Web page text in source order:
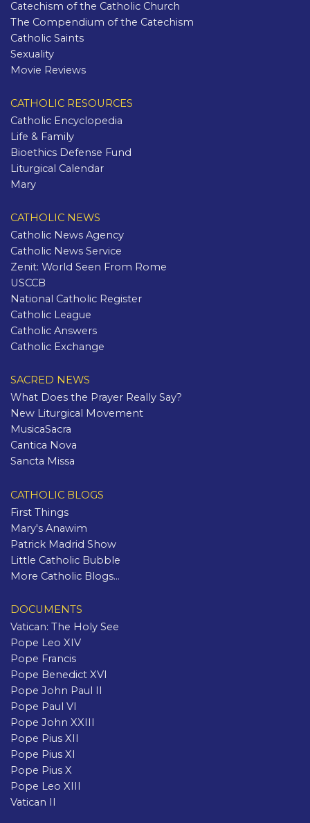
Catechism of the Catholic Church
The Compendium of the Catechism
Catholic Saints
Sexuality
Movie Reviews
CATHOLIC RESOURCES
Catholic Encyclopedia
Life & Family
Bioethics Defense Fund
Liturgical Calendar
Mary
CATHOLIC NEWS
Catholic News Agency
Catholic News Service
Zenit: World Seen From Rome
USCCB
National Catholic Register
Catholic League
Catholic Answers
Catholic Exchange
SACRED NEWS
What Does the Prayer Really Say?
New Liturgical Movement
MusicaSacra
Cantica Nova
Sancta Missa
CATHOLIC BLOGS
First Things
Mary's Anawim
Patrick Madrid Show
Little Catholic Bubble
More Catholic Blogs...
DOCUMENTS
Vatican: The Holy See
Pope Leo XIV
Pope Francis
Pope Benedict XVI
Pope John Paul II
Pope Paul VI
Pope John XXIII
Pope Pius XII
Pope Pius XI
Pope Pius X
Pope Leo XIII
Vatican II